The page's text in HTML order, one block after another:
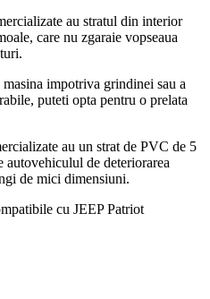
au stratul din interior
care nu zgaraie vopseaua
impotriva grindinei sau a
puteti opta pentru o prelata
au un strat de PVC de 5
autovehiculul de deteriorarea
de mici dimensiuni.
cu JEEP Patriot